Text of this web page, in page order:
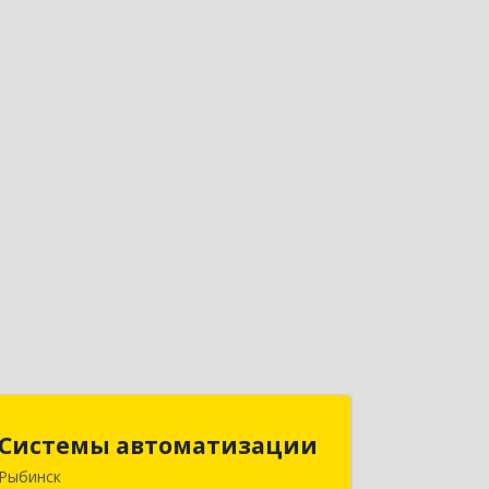
Системы автоматизации
Рыбинск
152934, Ярославская обл, Рыбинский